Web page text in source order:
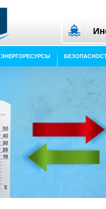
ЭНЕРГОРЕСУРСЫ